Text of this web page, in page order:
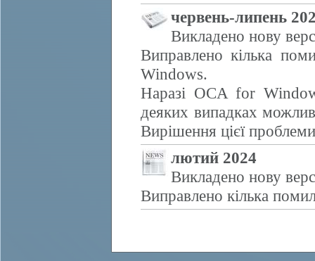
червень-липень
Викладено нову
Виправлено кілька
Windows.
Наразі OCA for
деяких випадках
Вирішення цієї
лютий 2024
Викладено нову
Виправлено кілька